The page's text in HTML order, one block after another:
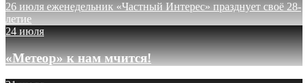
26 июля еженедельник «Частный Интерес» празднует своё 28-
летие
24 июля
«Метеор» к нам мчится!